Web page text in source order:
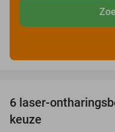
6 laser-
keuze